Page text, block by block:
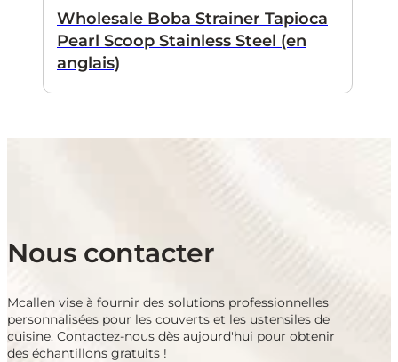
Wholesale Boba Strainer Tapioca
Pearl Scoop Stainless Steel (en
anglais)
Nous contacter
Mcallen vise à fournir des solutions professionnelles
personnalisées pour les couverts et les ustensiles de
cuisine. Contactez-nous dès aujourd'hui pour obtenir
des échantillons gratuits !